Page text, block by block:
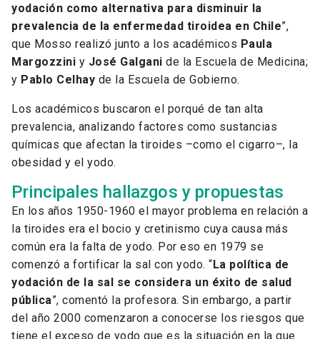
yodación como alternativa para disminuir la
prevalencia de la enfermedad tiroidea en Chile”,
que Mosso realizó junto a los académicos Paula
Margozzini y José Galgani de la Escuela de Medicina;
y Pablo Celhay de la Escuela de Gobierno.
Los académicos buscaron el porqué de tan alta
prevalencia, analizando factores como sustancias
químicas que afectan la tiroides –como el cigarro–, la
obesidad y el yodo.
Principales hallazgos y propuestas
En los años 1950-1960 el mayor problema en relación a
la tiroides era el bocio y cretinismo cuya causa más
común era la falta de yodo. Por eso en 1979 se
comenzó a fortificar la sal con yodo. “La política de
yodación de la sal se considera un éxito de salud
pública”, comentó la profesora. Sin embargo, a partir
del año 2000 comenzaron a conocerse los riesgos que
tiene el exceso de yodo que es la situación en la que